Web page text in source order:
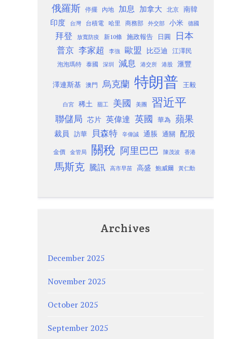
俄羅斯 停擺 內地 加息 加拿大 北京
南韓
印度
台灣 台積電 哈里 商務部 外交部 小米 德國
拜登 放寬防疫 新10條 施政報告 日圓 日本
普京 李家超 李強 歐盟 比亞迪 江澤民
泡泡瑪特 泰國 深圳 減息 港交所 港股 滙豐
澤連斯基 澳門 烏克蘭 特朗普 王毅
白宮 稀土 罷工 美國 美團 習近平
聯儲局 芯片 英偉達 英國 華為 蘋果
裁員 訪華 貝森特 辛偉誠 通脹 通關 配股
金價 金管局 關稅 阿里巴巴 陳茂波 香港
馬斯克 騰訊 高市早苗 高盛 鮑威爾 黃仁勳
Archives
December 2025
November 2025
October 2025
September 2025